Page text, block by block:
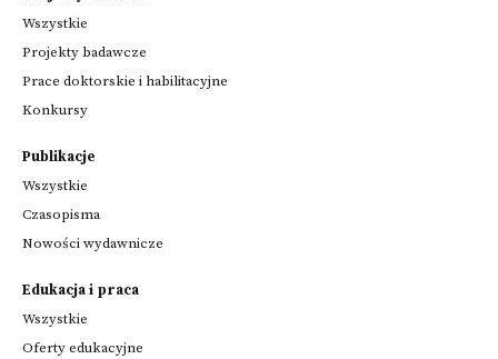
Wszystkie
Projekty badawcze
Prace doktorskie i habilitacyjne
Konkursy
Publikacje
Wszystkie
Czasopisma
Nowości wydawnicze
Edukacja i praca
Wszystkie
Oferty edukacyjne